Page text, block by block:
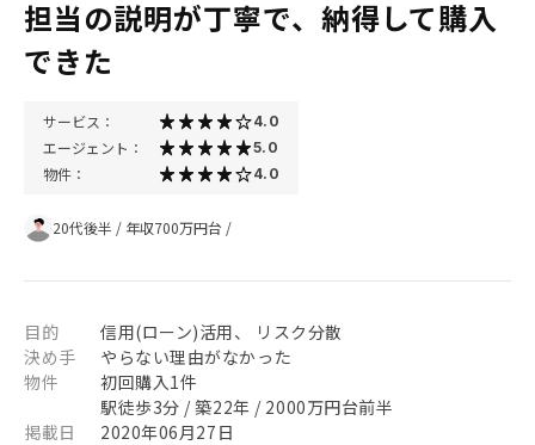
担当の説明が丁寧で、納得して購入
できた
サービス： 4.0
エージェント： 5.0
物件： 4.0
20代後半 / 年収700万円台 /
目的
信用(ローン)活用、 リスク分散
決め手
やらない理由がなかった
物件
初回購入1件
駅徒歩3分 / 築22年 / 2000万円台前半
掲載日
2020年06月27日